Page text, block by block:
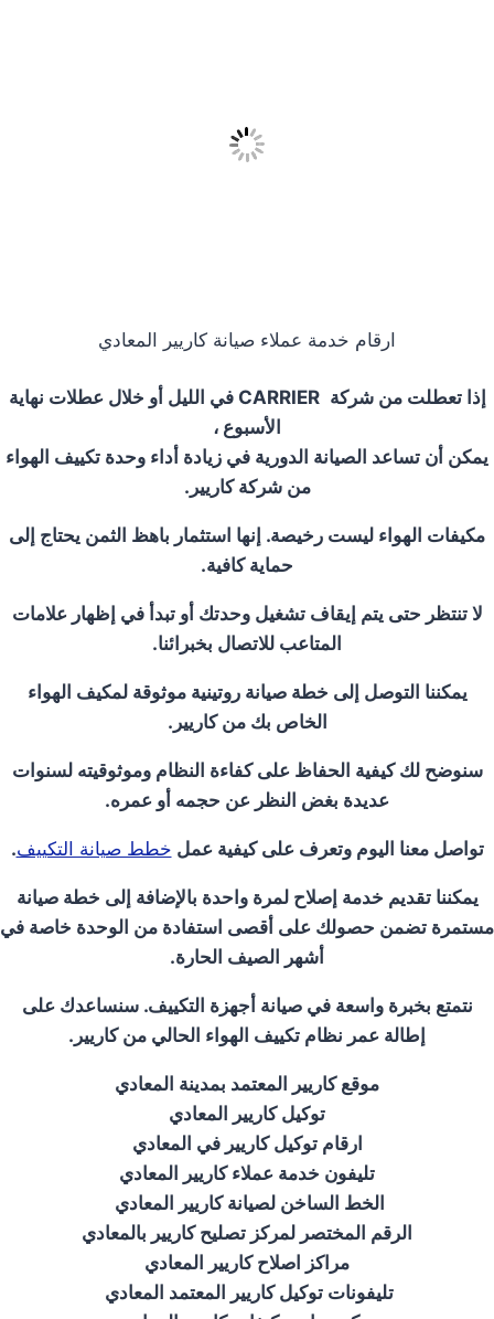
ارقام خدمة عملاء صيانة كاريير المعادي
إذا تعطلت من شركة CARRIER
في الليل أو خلال عطلات نهاية
الأسبوع ،
يمكن أن تساعد الصيانة الدورية في زيادة أداء وحدة تكييف الهواء
من شركة كاريير.
مكيفات الهواء ليست رخيصة. إنها استثمار باهظ الثمن يحتاج إلى
حماية كافية.
لا تنتظر حتى يتم إيقاف تشغيل وحدتك أو تبدأ في إظهار علامات
المتاعب للاتصال بخبرائنا.
يمكننا التوصل إلى خطة صيانة روتينية موثوقة لمكيف الهواء
الخاص بك من كاريير.
سنوضح لك كيفية الحفاظ على كفاءة النظام وموثوقيته لسنوات
عديدة بغض النظر عن حجمه أو عمره.
تواصل معنا اليوم وتعرف على كيفية عمل خطط صيانة التكييف.
يمكننا تقديم خدمة إصلاح لمرة واحدة بالإضافة إلى خطة صيانة
مستمرة تضمن حصولك على أقصى استفادة من الوحدة خاصة في
أشهر الصيف الحارة.
نتمتع بخبرة واسعة في صيانة أجهزة التكييف. سنساعدك على
إطالة عمر نظام تكييف الهواء الحالي من كاريير.
موقع كاريير المعتمد بمدينة المعادي
توكيل كاريير المعادي
ارقام توكيل كاريير في المعادي
تليفون خدمة عملاء كاريير المعادي
الخط الساخن لصيانة كاريير المعادي
الرقم المختصر لمركز تصليح كاريير بالمعادي
مراكز اصلاح كاريير المعادي
تليفونات توكيل كاريير المعتمد المعادي